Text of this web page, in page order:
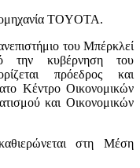
TOYOTA.
του Μπέρκλεί
την κυβέρνηση του
πρόεδρος και
Κέντρο Οικονομικών
και Οικονομικών
στη Μέση